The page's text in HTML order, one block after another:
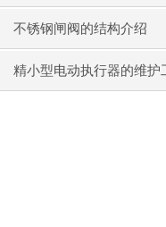
安装技巧
不锈钢闸阀的结构介绍
精小型电动执行器的维护